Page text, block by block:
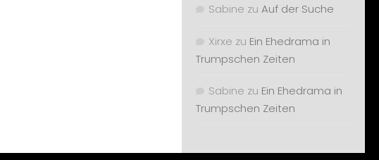
Sabine zu Auf der Suche
Xirxe zu Ein Ehedrama in
Trumpschen Zeiten
Sabine zu Ein Ehedrama in
Trumpschen Zeiten